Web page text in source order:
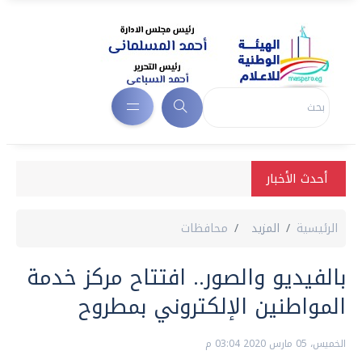
أحدث الأخبار
الرئيسية المزيد محافظات
بالفيديو والصور.. افتتاح مركز خدمة
المواطنين الإلكتروني بمطروح‎
الخميس، 05 مارس 2020 03:04 م